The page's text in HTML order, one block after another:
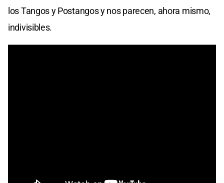
los Tangos y Postangos y nos parecen, ahora mismo,
indivisibles.